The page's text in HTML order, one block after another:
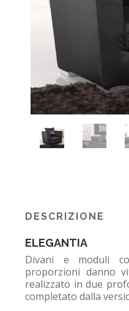
DESCRIZIONE
ELEGANTIA
Divani e moduli
proporzioni danno
realizzato in due
completato dalla